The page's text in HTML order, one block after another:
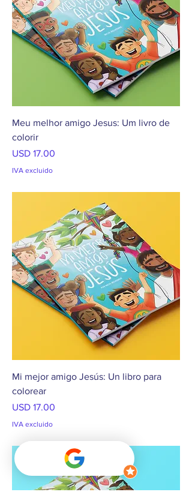
Meu melhor amigo Jesus: Um livro de
colorir
Precio
USD 17.00
IVA excluido
Mi mejor amigo Jesús: Un libro para
colorear
Precio
USD 17.00
IVA excluido